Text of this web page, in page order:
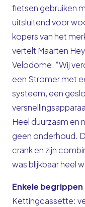
fietsen gebruiken
uitsluitend voor
kopers van het
vertelt Maarten
Velodome. “Wij
een Stromer met
systeem, een
Heel duurzaam en
geen onderhoud.
crank en zijn
was blijkbaar heel
Enkele begrippen
Kettingcassette: